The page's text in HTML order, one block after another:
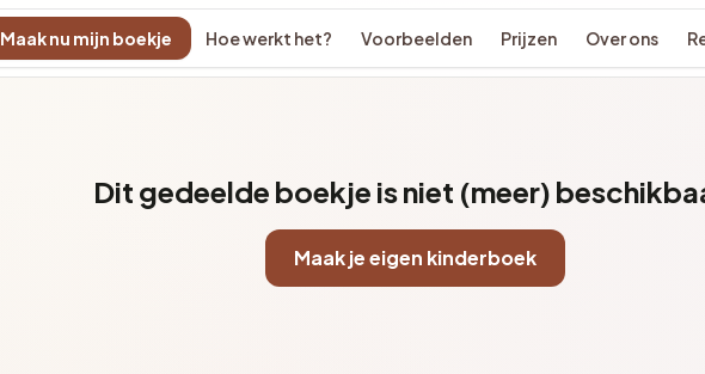
Maak nu mijn boekje Hoe werkt het? Voorbeelden Prijzen Over ons
Dit gedeelde boekje is niet (meer)
Maak je eigen kinderboek